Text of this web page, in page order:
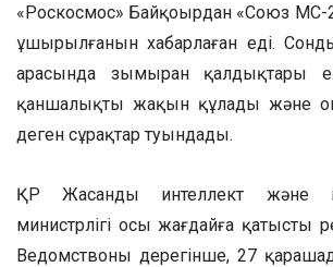
«Роскосмос» Байқоңырдан «Союз МС-
ұшырылғанын хабарлаған еді.
арасында зымыран қалдықтары
қаншалықты жақын құлады және
деген сұрақтар туындады.
ҚР Жасанды интеллект және
министрлігі осы жағдайға қатысты
Ведомствоның дерегінше, 27